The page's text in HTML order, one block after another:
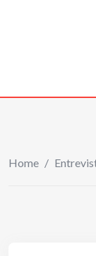
Home /